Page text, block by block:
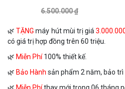
6.500.000 ₫
🌿TẶNG máy hút mùi trị giá
có giá trị hợp đồng trên 60 triệu.
🌿 Miễn Phí100% thiết kế.
🌿 Bảo Hành sản phẩm 2 năm, bảo trì